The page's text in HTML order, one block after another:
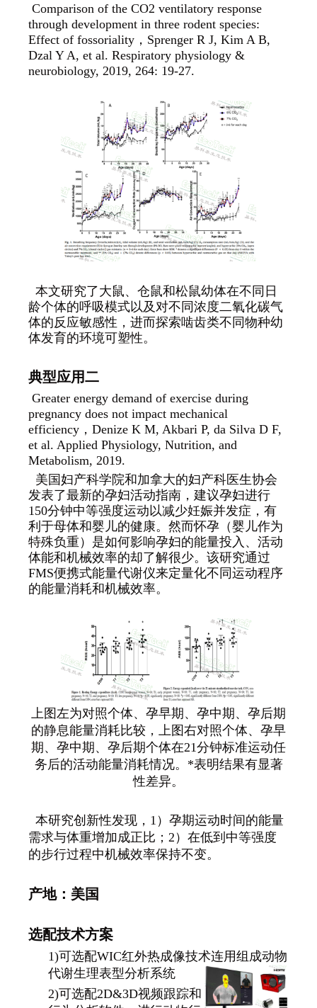
Comparison of the CO2 ventilatory response
through development in three rodent species:
Effect of fossoriality，Sprenger R J, Kim A B,
Dzal Y A, et al. Respiratory physiology &
neurobiology, 2019, 264: 19-27.
本文研究了大鼠、仓鼠和松鼠幼体在不同日
龄个体的呼吸模式以及对不同浓度二氧化碳气
体的反应敏感性，进而探索啮齿类不同物种幼
体发育的环境可塑性。
典型应用二
Greater energy demand of exercise during
pregnancy does not impact mechanical
efficiency，Denize K M, Akbari P, da Silva D F,
et al. Applied Physiology, Nutrition, and
Metabolism, 2019.
美国妇产科学院和加拿大的妇产科医生协会
发表了最新的孕妇活动指南，建议孕妇进行
150分钟中等强度运动以减少妊娠并发症，有
利于母体和婴儿的健康。然而怀孕（婴儿作为
特殊负重）是如何影响孕妇的能量投入、活动
体能和机械效率的却了解很少。该研究通过
FMS便携式能量代谢仪来定量化不同运动程序
的能量消耗和机械效率。
上图左为对照个体、孕早期、孕中期、孕后期
的静息能量消耗比较，上图右对照个体、孕早
期、孕中期、孕后期个体在21分钟标准运动任
务后的活动能量消耗情况。*表明结果有显著
性差异。
本研究创新性发现，1）孕期运动时间的能量
需求与体重增加成正比；2）在低到中等强度
的步行过程中机械效率保持不变。
产地：美国
选配技术方案
1)可选配WIC红外热成像技术连用组成动物
代谢生理表型分析系统
2)可选配2D&3D视频跟踪和